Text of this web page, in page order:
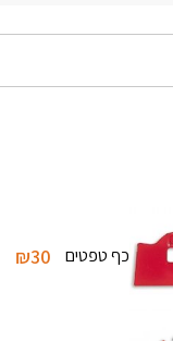
כף טפטים ₪30